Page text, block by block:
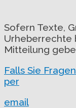
Sofern Texte,
Urheberrechte
Mitteilung
Falls Sie
per
email